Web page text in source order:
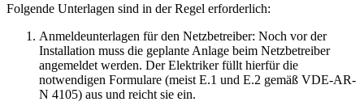
Folgende Unterlagen sind in der Regel erforderlich:
Anmeldeunterlagen für den Netzbetreiber: Noch vor der
Installation muss die geplante Anlage beim Netzbetreiber
angemeldet werden. Der Elektriker füllt hierfür die
notwendigen Formulare (meist E.1 und E.2 gemäß VDE-AR-
N 4105) aus und reicht sie ein.